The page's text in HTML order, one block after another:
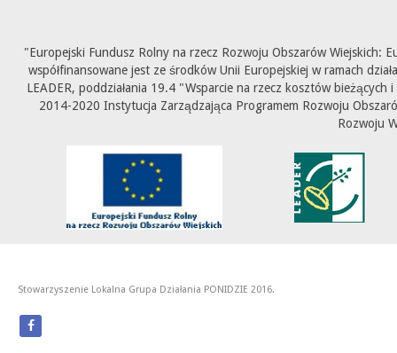
"Europejski Fundusz Rolny na rzecz Rozwoju Obszarów Wiejskich:
współfinansowane jest ze środków Unii Europejskiej w ramach
LEADER, poddziałania 19.4 "Wsparcie na rzecz kosztów
2014-2020 Instytucja Zarządzająca Programem Rozwoju
Rozwoju
Stowarzyszenie Lokalna Grupa Działania PONIDZIE 2016.